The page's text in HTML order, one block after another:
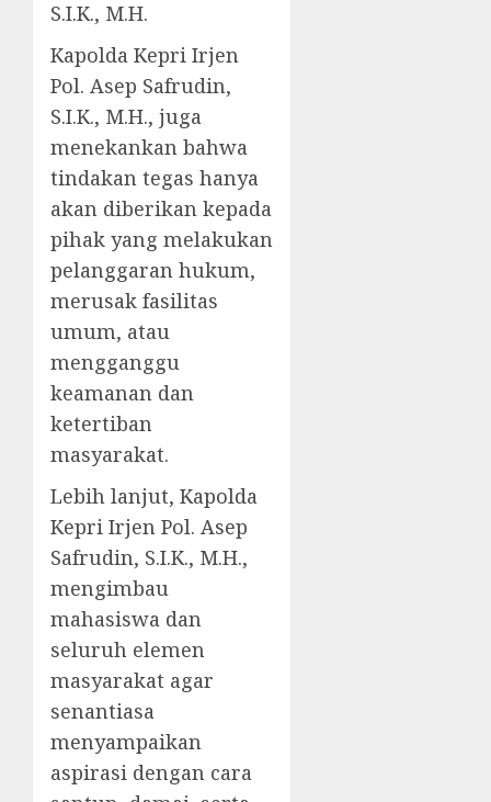
S.I.K., M.H.
Kapolda Kepri Irjen
Pol. Asep Safrudin,
S.I.K., M.H., juga
menekankan bahwa
tindakan tegas hanya
akan diberikan kepada
pihak yang melakukan
pelanggaran hukum,
merusak fasilitas
umum, atau
mengganggu
keamanan dan
ketertiban
masyarakat.
Lebih lanjut, Kapolda
Kepri Irjen Pol. Asep
Safrudin, S.I.K., M.H.,
mengimbau
mahasiswa dan
seluruh elemen
masyarakat agar
senantiasa
menyampaikan
aspirasi dengan cara